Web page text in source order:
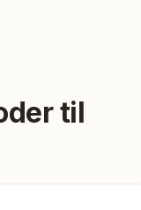
til